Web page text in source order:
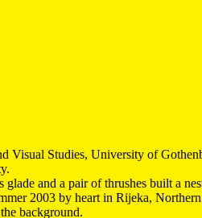
Visual Studies, University of
and a pair of thrushes built a
2003 by heart in Rijeka,
background.